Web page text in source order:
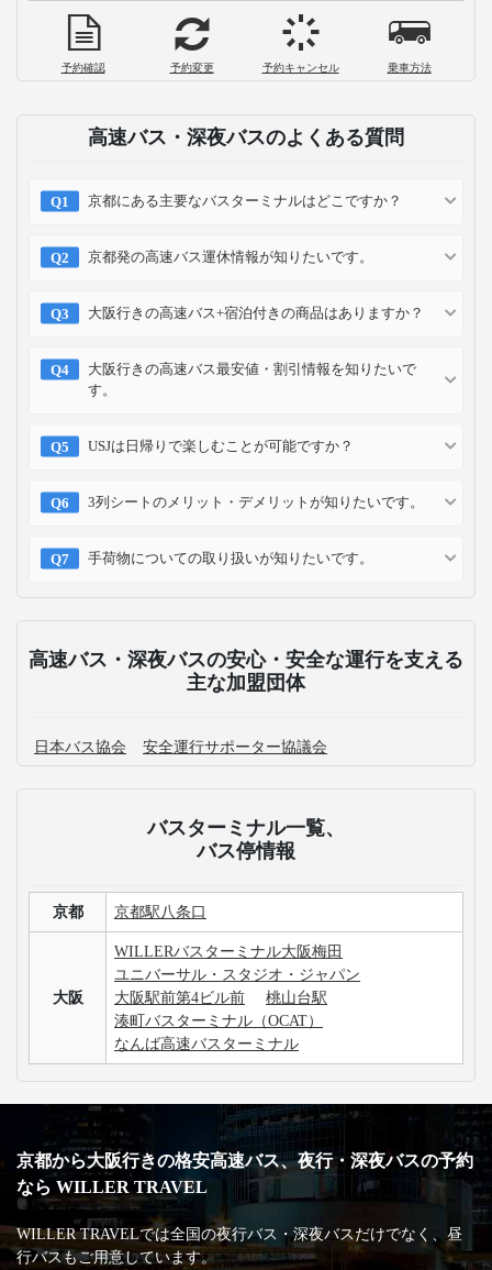
予約確認 予約変更 予約キャンセル 乗車方法
高速バス・深夜バスのよくある質問
京都にある主要なバスターミナルはどこですか？
京都発の高速バス運休情報が知りたいです。
大阪行きの高速バス+宿泊付きの商品はありますか？
大阪行きの高速バス最安値・割引情報を知りたいで
す。
USJは日帰りで楽しむことが可能ですか？
3列シートのメリット・デメリットが知りたいです。
手荷物についての取り扱いが知りたいです。
高速バス・深夜バスの安心・安全な運行を支える
主な加盟団体
日本バス協会 安全運行サポーター協議会
バスターミナル一覧、
バス停情報
京都 京都駅八条口
大阪
WILLERバスターミナル大阪梅田
ユニバーサル・スタジオ・ジャパン
大阪駅前第4ビル前
桃山台駅
湊町バスターミナル（OCAT）
なんば高速バスターミナル
京都から大阪行きの格安高速バス、夜行・深夜バスの予約
なら WILLER TRAVEL
WILLER TRAVELでは全国の夜行バス・深夜バスだけでなく、昼
行バスもご用意しています。